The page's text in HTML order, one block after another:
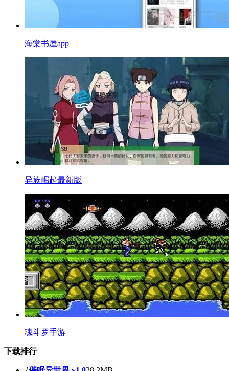
海棠书屋app
异族崛起最新版
魂斗罗手游
下载排行